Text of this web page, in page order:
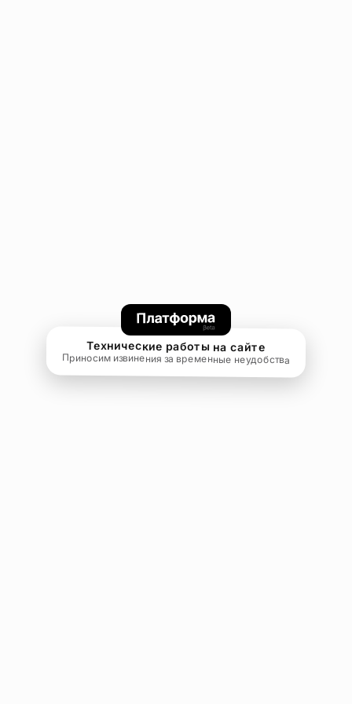
Технические работы на сайте
Приносим извинения за временные неудобства